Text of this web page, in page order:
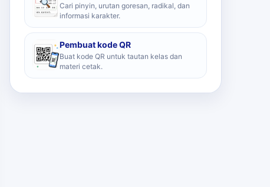
Cari pinyin, urutan goresan, radikal, dan
informasi karakter.
Pembuat kode QR
Buat kode QR untuk tautan kelas dan
materi cetak.